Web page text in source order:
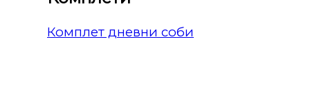
Комплет дневни соби